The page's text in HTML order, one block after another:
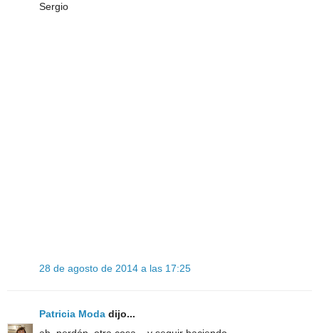
Sergio
28 de agosto de 2014 a las 17:25
Patricia Moda dijo...